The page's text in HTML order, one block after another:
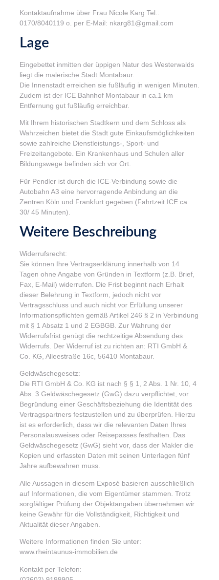
Kontaktaufnahme über Frau Nicole Karg Tel.:
0170/8040119 o. per E-Mail: nkarg81@gmail.com
Lage
Eingebettet inmitten der üppigen Natur des Westerwalds
liegt die malerische Stadt Montabaur.
Die Innenstadt erreichen sie fußläufig in wenigen Minuten.
Zudem ist der ICE Bahnhof Montabaur in ca.1 km
Entfernung gut fußläufig erreichbar.
Mit Ihrem historischen Stadtkern und dem Schloss als
Wahrzeichen bietet die Stadt gute Einkaufsmöglichkeiten
sowie zahlreiche Dienstleistungs-, Sport- und
Freizeitangebote. Ein Krankenhaus und Schulen aller
Bildungswege befinden sich vor Ort.
Für Pendler ist durch die ICE-Verbindung sowie die
Autobahn A3 eine hervorragende Anbindung an die
Zentren Köln und Frankfurt gegeben (Fahrtzeit ICE ca.
30/ 45 Minuten).
Weitere Beschreibung
Widerrufsrecht:
Sie können Ihre Vertragserklärung innerhalb von 14
Tagen ohne Angabe von Gründen in Textform (z.B. Brief,
Fax, E-Mail) widerrufen. Die Frist beginnt nach Erhalt
dieser Belehrung in Textform, jedoch nicht vor
Vertragsschluss und auch nicht vor Erfüllung unserer
Informationspflichten gemäß Artikel 246 § 2 in Verbindung
mit § 1 Absatz 1 und 2 EGBGB. Zur Wahrung der
Widerrufsfrist genügt die rechtzeitige Absendung des
Widerrufs. Der Widerruf ist zu richten an: RTI GmbH &
Co. KG, Alleestraße 16c, 56410 Montabaur.
Geldwäschegesetz:
Die RTI GmbH & Co. KG ist nach § § 1, 2 Abs. 1 Nr. 10, 4
Abs. 3 Geldwäschegesetz (GwG) dazu verpflichtet, vor
Begründung einer Geschäftsbeziehung die Identität des
Vertragspartners festzustellen und zu überprüfen. Hierzu
ist es erforderlich, dass wir die relevanten Daten Ihres
Personalausweises oder Reisepasses festhalten. Das
Geldwäschegesetz (GwG) sieht vor, dass der Makler die
Kopien und erfassten Daten mit seinen Unterlagen fünf
Jahre aufbewahren muss.
Alle Aussagen in diesem Exposé basieren ausschließlich
auf Informationen, die vom Eigentümer stammen. Trotz
sorgfältiger Prüfung der Objektangaben übernehmen wir
keine Gewähr für die Vollständigkeit, Richtigkeit und
Aktualität dieser Angaben.
Weitere Informationen finden Sie unter:
www.rheintaunus-immobilien.de
Kontakt per Telefon: